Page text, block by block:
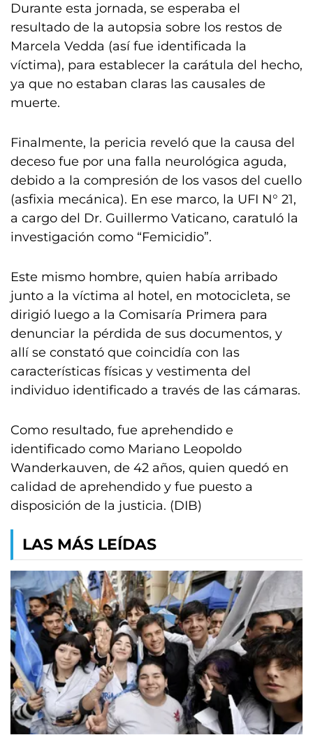
Durante esta jornada, se esperaba el
resultado de la autopsia sobre los restos de
Marcela Vedda (así fue identificada la
víctima), para establecer la carátula del hecho,
ya que no estaban claras las causales de
muerte.
Finalmente, la pericia reveló que la causa del
deceso fue por una falla neurológica aguda,
debido a la compresión de los vasos del cuello
(asfixia mecánica). En ese marco, la UFI N° 21,
a cargo del Dr. Guillermo Vaticano, caratuló la
investigación como “Femicidio”.
Este mismo hombre, quien había arribado
junto a la víctima al hotel, en motocicleta, se
dirigió luego a la Comisaría Primera para
denunciar la pérdida de sus documentos, y
allí se constató que coincidía con las
características físicas y vestimenta del
individuo identificado a través de las cámaras.
Como resultado, fue aprehendido e
identificado como Mariano Leopoldo
Wanderkauven, de 42 años, quien quedó en
calidad de aprehendido y fue puesto a
disposición de la justicia. (DIB)
LAS MÁS LEÍDAS